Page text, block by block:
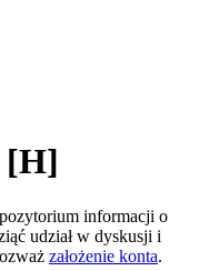
[H]
informacji o
udział w dyskusji i
założenie konta.